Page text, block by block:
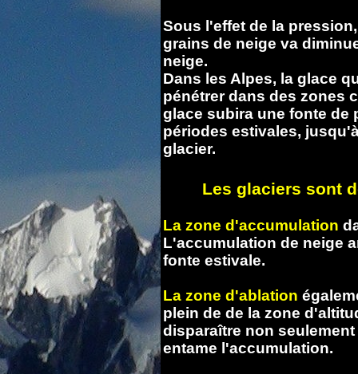
Sous l'effet de la
grains de neige va
neige.
Dans les Alpes, la glace
pénétrer dans des zones
glace subira une fonte de
périodes estivales,
glacier.
Les glaciers sont
La zone d'accumulation
L'accumulation de neige
fonte estivale.
La zone d'ablation
plein de de la zone
disparaître non
entame l'accumulation.